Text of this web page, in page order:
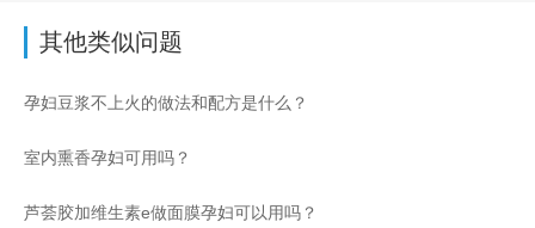
其他类似问题
孕妇豆浆不上火的做法和配方是什么？
室内熏香孕妇可用吗？
芦荟胶加维生素e做面膜孕妇可以用吗？